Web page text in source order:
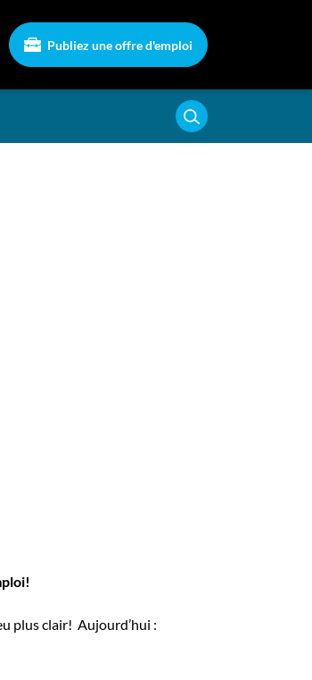
Publiez une offre d'emploi
plus clair! Aujourd’hui :